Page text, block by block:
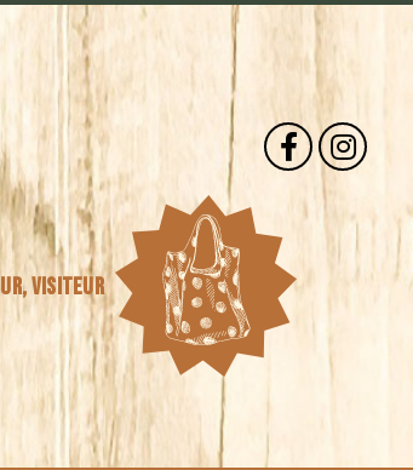
visiteur